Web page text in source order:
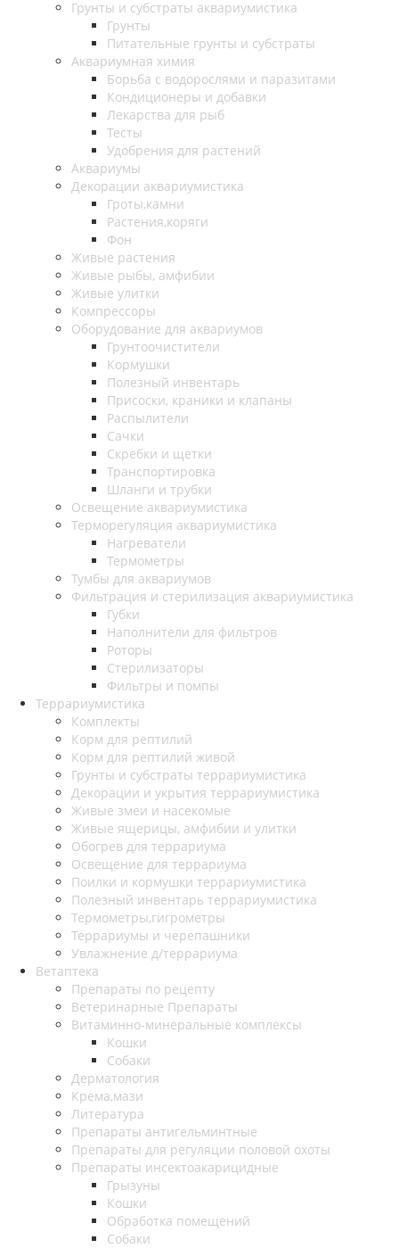
Грунты и субстраты аквариумистика
Грунты
Питательные грунты и субстраты
Аквариумная химия
Борьба с водорослями и паразитами
Кондиционеры и добавки
Лекарства для рыб
Тесты
Удобрения для растений
Аквариумы
Декорации аквариумистика
Гроты,камни
Растения,коряги
Фон
Живые растения
Живые рыбы, амфибии
Живые улитки
Компрессоры
Оборудование для аквариумов
Грунтоочистители
Кормушки
Полезный инвентарь
Присоски, краники и клапаны
Распылители
Сачки
Скребки и щетки
Транспортировка
Шланги и трубки
Освещение аквариумистика
Терморегуляция аквариумистика
Нагреватели
Термометры
Тумбы для аквариумов
Фильтрация и стерилизация аквариумистика
Губки
Наполнители для фильтров
Роторы
Стерилизаторы
Фильтры и помпы
Террариумистика
Комплекты
Корм для рептилий
Корм для рептилий живой
Грунты и субстраты террариумистика
Декорации и укрытия террариумистика
Живые змеи и насекомые
Живые ящерицы, амфибии и улитки
Обогрев для террариума
Освещение для террариума
Поилки и кормушки террариумистика
Полезный инвентарь террариумистика
Термометры,гигрометры
Террариумы и черепашники
Увлажнение д/террариума
Ветаптека
Препараты по рецепту
Ветеринарные Препараты
Витаминно-минеральные комплексы
Кошки
Собаки
Дерматология
Крема,мази
Литература
Препараты антигельминтные
Препараты для регуляции половой охоты
Препараты инсектоакарицидные
Грызуны
Кошки
Обработка помещений
Собаки